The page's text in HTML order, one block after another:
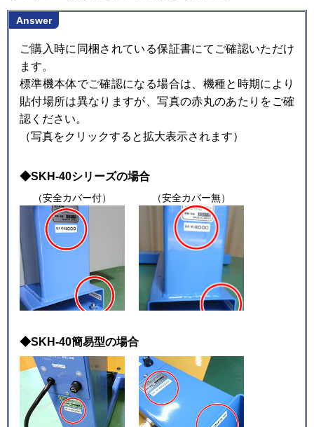
Answer
ご購入時に同梱されている保証書にてご確認いただけ
ます。
標準機本体でご確認になる場合は、機種と時期により
貼付場所は異なりますが、写真の赤丸のあたりをご確
認ください。
（写真をクリックすると拡大表示されます）
◆SKH-40シリーズの場合
（安全カバー付） （安全カバー無）
◆SKH-40簡易型の場合